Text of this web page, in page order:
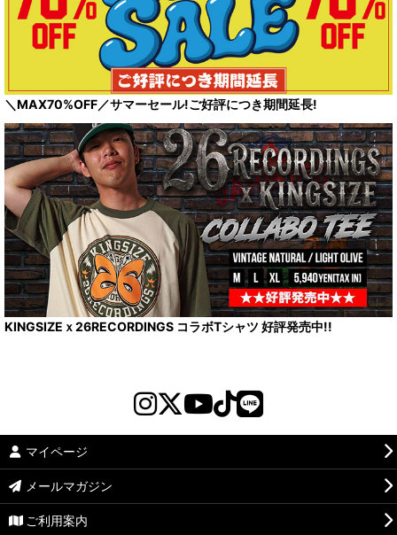
＼MAX70%OFF／サマーセール!ご好評につき期間延長!
KINGSIZEｘ26RECORDINGS コラボTシャツ 好評発売中!!
マイページ
メールマガジン
ご利用案内